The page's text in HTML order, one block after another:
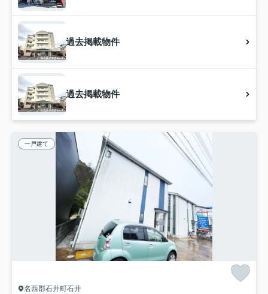
過去掲載物件
過去掲載物件
一戸建て
名西郡石井町石井